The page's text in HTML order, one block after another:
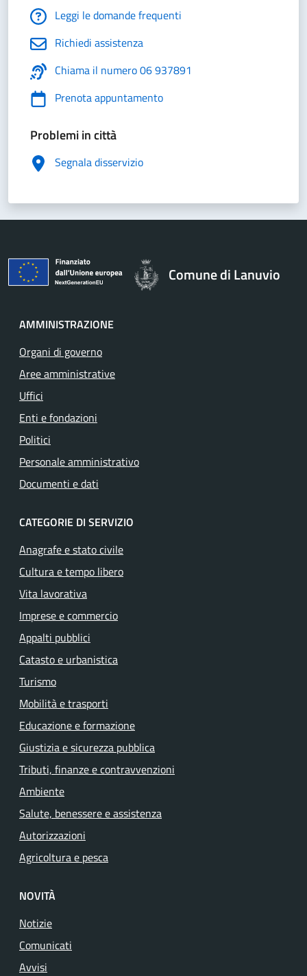
Leggi le domande frequenti
Richiedi assistenza
Chiama il numero 06 937891
Prenota appuntamento
Problemi in città
Segnala disservizio
Comune di Lanuvio
AMMINISTRAZIONE
Organi di governo
Aree amministrative
Uffici
Enti e fondazioni
Politici
Personale amministrativo
Documenti e dati
CATEGORIE DI SERVIZIO
Anagrafe e stato civile
Cultura e tempo libero
Vita lavorativa
Imprese e commercio
Appalti pubblici
Catasto e urbanistica
Turismo
Mobilità e trasporti
Educazione e formazione
Giustizia e sicurezza pubblica
Tributi, finanze e contravvenzioni
Ambiente
Salute, benessere e assistenza
Autorizzazioni
Agricoltura e pesca
NOVITÀ
Notizie
Comunicati
Avvisi